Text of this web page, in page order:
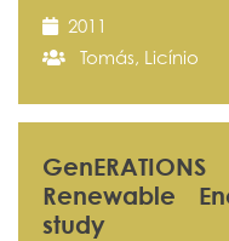
2011
Tomás, Licínio
Renewable
study